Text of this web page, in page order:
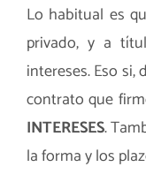
Lo habitual es
privado, y a
intereses. Eso
contrato que
INTERESES.
la forma y los